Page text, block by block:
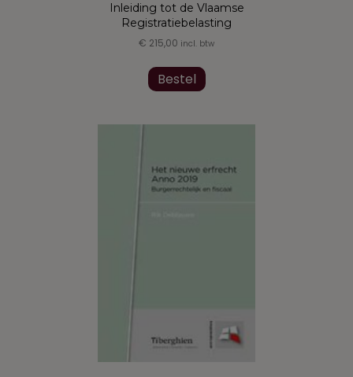
Inleiding tot de Vlaamse
Registratiebelasting
€ 215,00 incl. btw
Bestel